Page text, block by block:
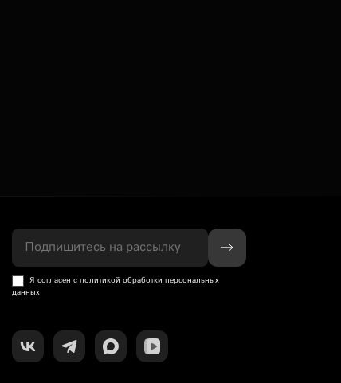
Я согласен с политикой обработки персональных
данных